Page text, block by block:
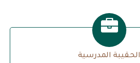
الحقيبة المدرسية